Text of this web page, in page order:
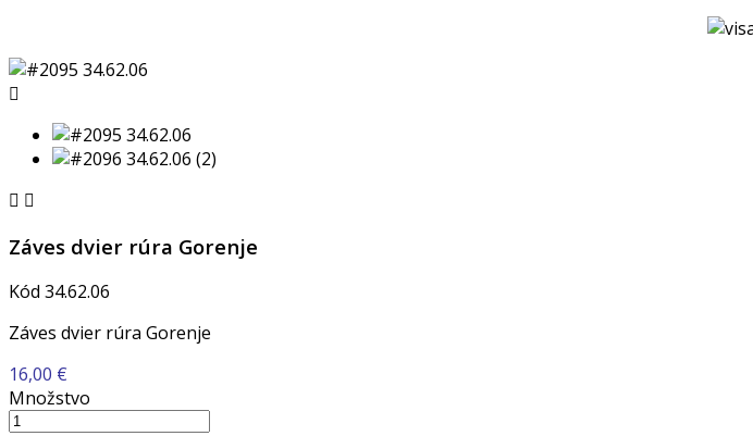

 
Záves dvier rúra Gorenje
Kód 34.62.06
Záves dvier rúra Gorenje
16,00 €
Množstvo